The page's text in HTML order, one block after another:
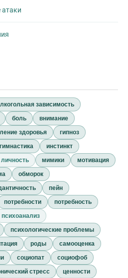
атаки
зависимость
боль
внимание
здоровья
гипноз
инстинкт
личность мимики
мотивация
обморок
пейн
потребности
потребность
психоанализ
психологические проблемы
роды
самооценка
социопат
социофоб
стресс
ценности